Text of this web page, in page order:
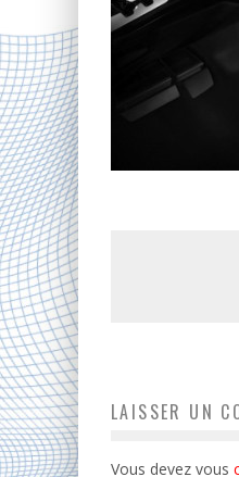
LAISSER UN
Vous devez vous